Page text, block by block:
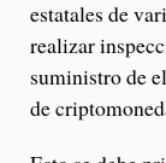
estatales de
realizar
suministro de
de